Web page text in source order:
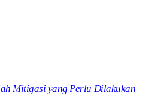
Mitigasi yang Perlu Dilakukan